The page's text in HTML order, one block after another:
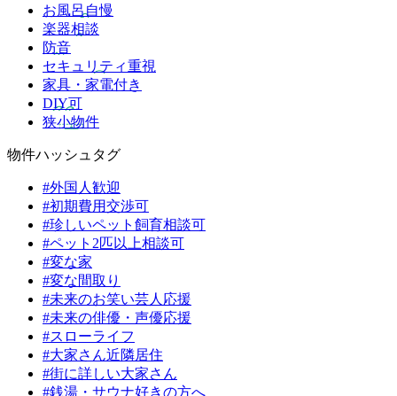
お風呂自慢
楽器相談
防音
セキュリティ重視
家具・家電付き
DIY可
狭小物件
物件ハッシュタグ
#外国人歓迎
#初期費用交渉可
#珍しいペット飼育相談可
#ペット2匹以上相談可
#変な家
#変な間取り
#未来のお笑い芸人応援
#未来の俳優・声優応援
#スローライフ
#大家さん近隣居住
#街に詳しい大家さん
#銭湯・サウナ好きの方へ